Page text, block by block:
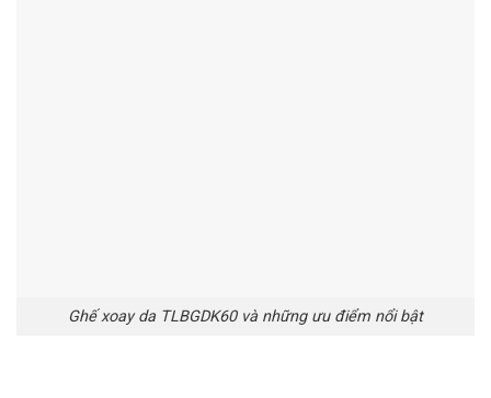
Ghế xoay da TLBGDK60 và những ưu điểm nổi bật